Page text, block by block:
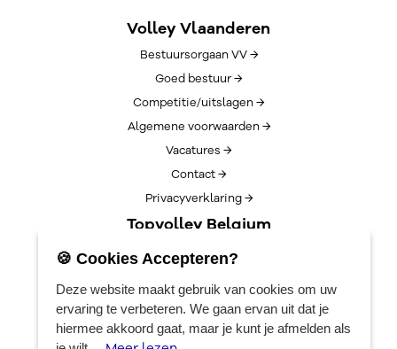
Volley Vlaanderen
Bestuursorgaan VV →
Goed bestuur →
Competitie/uitslagen →
Algemene voorwaarden →
Vacatures →
Contact →
Privacyverklaring →
Topvolley Belgium
Over TopVolleyBelgium →
Lotto Cup Finals →
EuroVolleyCenter
🍪 Cookies Accepteren?
Deze website maakt gebruik van cookies om uw
ervaring te verbeteren. We gaan ervan uit dat je
hiermee akkoord gaat, maar je kunt je afmelden als